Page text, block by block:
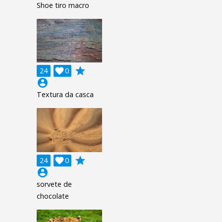
Shoe tiro macro
24 0

grade
account_circle
Textura da casca
24 0

grade
account_circle
sorvete de
chocolate